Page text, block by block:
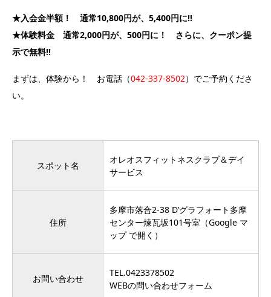
★入会金半額！ 通常10,800円が、5,400円に!!
★体験料金 通常2,000円が、500円に！ さらに、クーポン提
示で無料!!
まずは、体験から！ お電話（042-337-8502）でご予約くださ
い。
スポット名
オレオスフィットネスクラブ＆デイ
サービス
住所
多摩市落合2-38 D’グラフォート多摩
センター煉瓦坂101号室（Google マ
ップ で開く ）
お問い合わせ
TEL.0423378502
WEBの問い合わせフォーム